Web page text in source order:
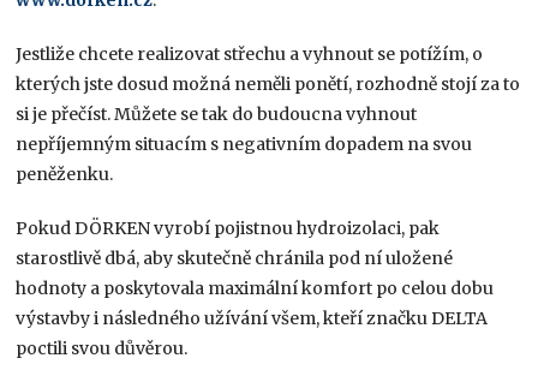
Jestliže chcete realizovat střechu a vyhnout se potížím, o
kterých jste dosud možná neměli ponětí, rozhodně stojí za to
si je přečíst. Můžete se tak do budoucna vyhnout
nepříjemným situacím s negativním dopadem na svou
peněženku.
Pokud DÖRKEN vyrobí pojistnou hydroizolaci, pak
starostlivě dbá, aby skutečně chránila pod ní uložené
hodnoty a poskytovala maximální komfort po celou dobu
výstavby i následného užívání všem, kteří značku DELTA
poctili svou důvěrou.